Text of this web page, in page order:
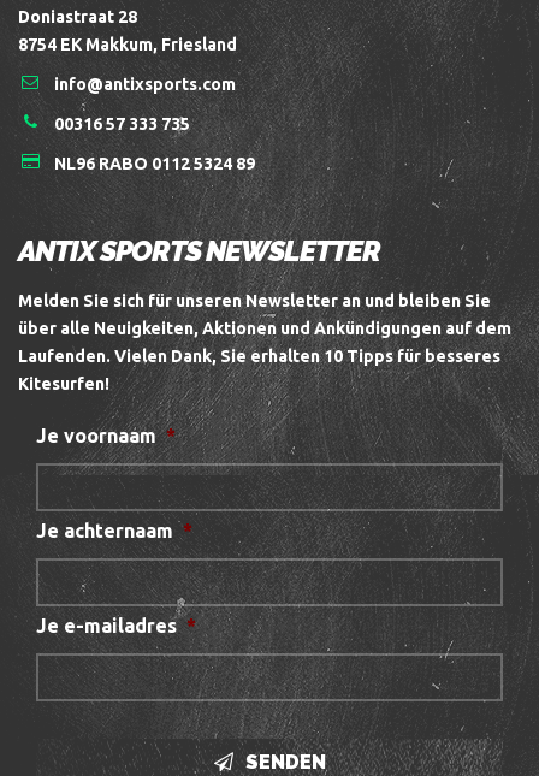
Doniastraat 28
8754 EK Makkum, Friesland
info@antixsports.com
00316 57 333 735
NL96 RABO 0112 5324 89
ANTIX SPORTS NEWSLETTER
Melden Sie sich für unseren Newsletter an und bleiben Sie
über alle Neuigkeiten, Aktionen und Ankündigungen auf dem
Laufenden. Vielen Dank, Sie erhalten 10 Tipps für besseres
Kitesurfen!
Je voornaam *
Je achternaam *
Je e-mailadres *
SENDEN